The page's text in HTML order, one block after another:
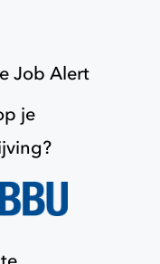
Job Alert
je